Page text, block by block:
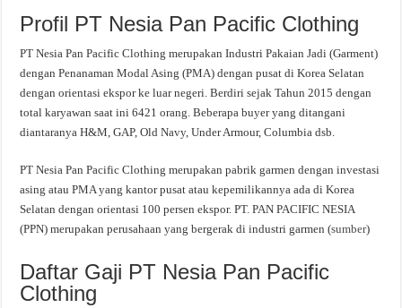
Profil PT Nesia Pan Pacific Clothing
PT Nesia Pan Pacific Clothing merupakan Industri Pakaian Jadi (Garment)
dengan Penanaman Modal Asing (PMA) dengan pusat di Korea Selatan
dengan orientasi ekspor ke luar negeri. Berdiri sejak Tahun 2015 dengan
total karyawan saat ini 6421 orang. Beberapa buyer yang ditangani
diantaranya H&M, GAP, Old Navy, Under Armour, Columbia dsb.
PT Nesia Pan Pacific Clothing merupakan pabrik garmen dengan investasi
asing atau PMA yang kantor pusat atau kepemilikannya ada di Korea
Selatan dengan orientasi 100 persen ekspor. PT. PAN PACIFIC NESIA
(PPN) merupakan perusahaan yang bergerak di industri garmen (sumber)
Daftar Gaji PT Nesia Pan Pacific
Clothing